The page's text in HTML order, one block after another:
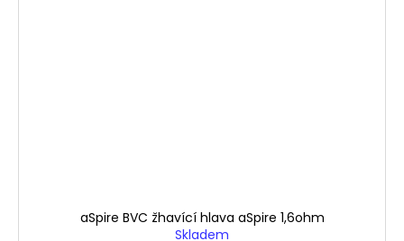
aSpire BVC žhavící hlava aSpire 1,6ohm
Skladem